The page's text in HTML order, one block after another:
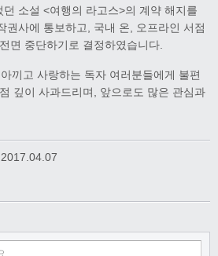
소설 <여행의 라고스>의 계약 해지를
권사에 통보하고, 국내 온, 오프라인 서점
면 중단하기로 결정하였습니다.
끼고 사랑하는 독자 여러분들에게 불편
깊이 사과드리며, 앞으로도 많은 관심과
2017.04.07